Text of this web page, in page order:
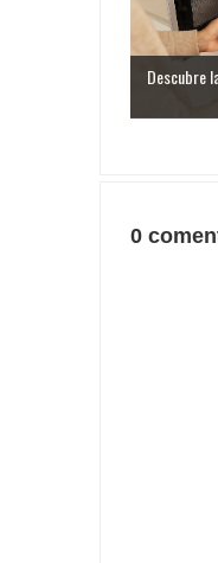
Descubre
0